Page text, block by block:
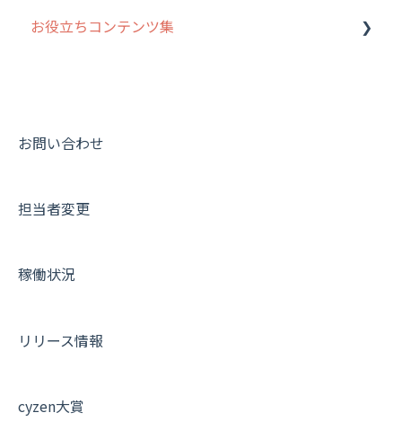
お役立ちコンテンツ集
動画集：共通
お問い合わせ
担当者変更
稼働状況
リリース情報
cyzen大賞